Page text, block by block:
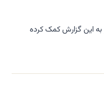
به این گزارش کمک کرده